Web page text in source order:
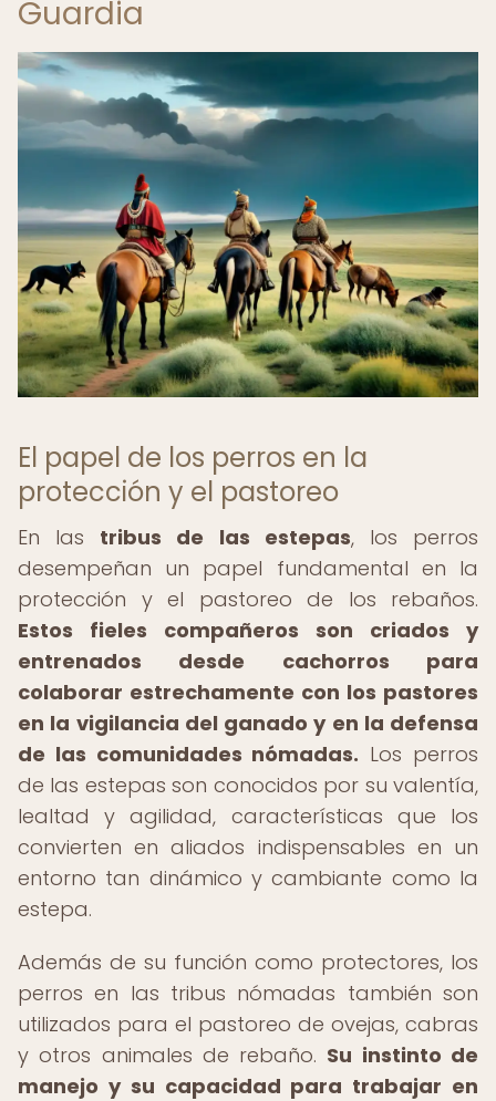
Guardia
El papel de los perros en la
protección y el pastoreo
En las tribus de las estepas, los perros
desempeñan un papel fundamental en la
protección y el pastoreo de los rebaños.
Estos fieles compañeros son criados y
entrenados desde cachorros para
colaborar estrechamente con los pastores
en la vigilancia del ganado y en la defensa
de las comunidades nómadas. Los perros
de las estepas son conocidos por su valentía,
lealtad y agilidad, características que los
convierten en aliados indispensables en un
entorno tan dinámico y cambiante como la
estepa.
Además de su función como protectores, los
perros en las tribus nómadas también son
utilizados para el pastoreo de ovejas, cabras
y otros animales de rebaño. Su instinto de
manejo y su capacidad para trabajar en